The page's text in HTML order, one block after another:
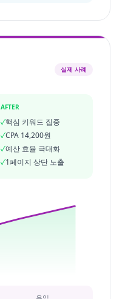
실제 사례
AFTER
✓핵심 키워드 집중
✓CPA 14,200원
✓예산 효율 극대화
✓1페이지 상단 노출
유입